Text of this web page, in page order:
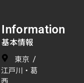
Information
基本情報
東京 /
江戸川・葛